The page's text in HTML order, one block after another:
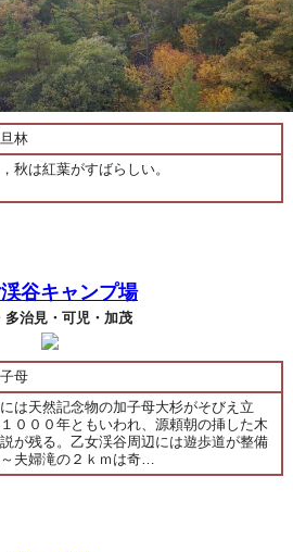
林
秋は紅葉がすばらしい。
谷キャンプ場
多治見・可児・加茂
母
は天然記念物の加子母大杉がそびえ立
０００年ともいわれ、源頼朝の挿した木
が残る。乙女渓谷周辺には遊歩道が整備
夫婦滝の２ｋｍは奇…